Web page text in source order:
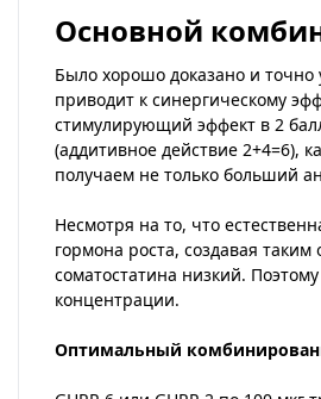
Основной
Было хорошо доказано и точно
приводит к синергическому
стимулирующий эффект в 2
(аддитивное действие 2+4=6),
получаем не только больший
Несмотря на то, что
гормона роста, создавая
соматостатина низкий.
концентрации.
Оптимальный